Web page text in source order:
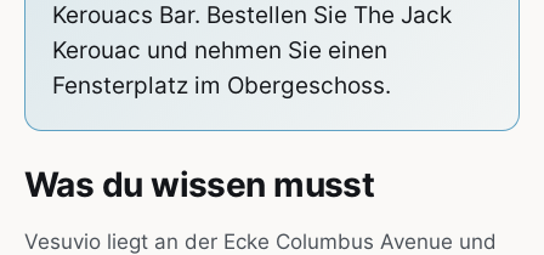
Was du wissen musst
Vesuvio liegt an der Ecke Columbus Avenue und
Kerouacs Bar. Bestellen Sie The Jack
Kerouac und nehmen Sie einen
Fensterplatz im Obergeschoss.